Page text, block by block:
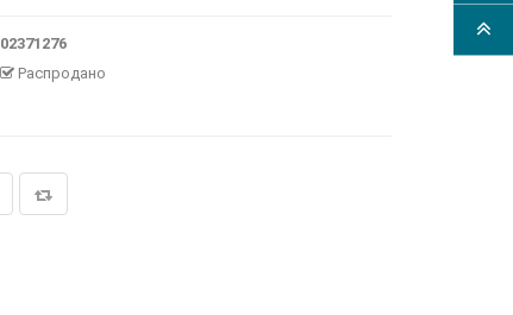
02371276
Распродано